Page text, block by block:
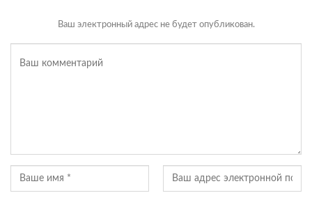
Ваш электронный адрес не будет опубликован.